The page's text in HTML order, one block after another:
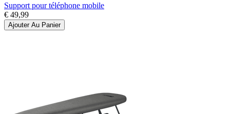
Support pour téléphone mobile
€ 49,99
Ajouter Au Panier